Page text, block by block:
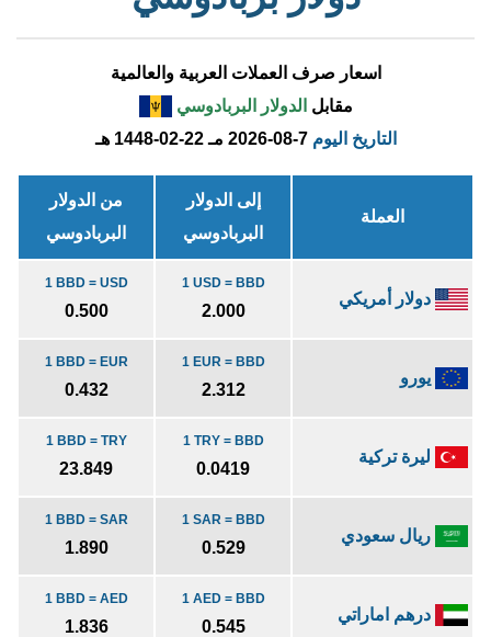
اسعار صرف العملات العربية والعالمية
مقابل الدولار البربادوسي
التاريخ اليوم 2026-08-7 مـ 1448-02-22 هـ
العملة
إلى الدولار
البربادوسي
من الدولار
البربادوسي
دولار أمريكي
1 USD = BBD
2.000
1 BBD = USD
0.500
يورو
1 EUR = BBD
2.312
1 BBD = EUR
0.432
ليرة تركية
1 TRY = BBD
0.0419
1 BBD = TRY
23.849
ريال سعودي
1 SAR = BBD
0.529
1 BBD = SAR
1.890
درهم اماراتي
1 AED = BBD
0.545
1 BBD = AED
1.836